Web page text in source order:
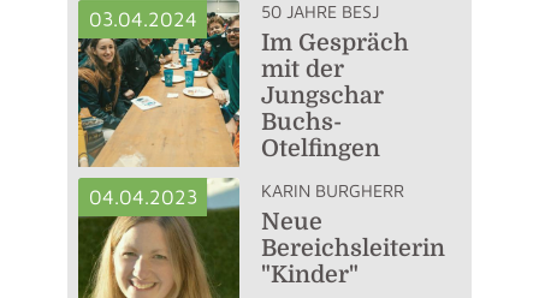
03.04.2024 50 JAHRE BESJ
Im Gespräch
mit der
Jungschar
Buchs-
Otelfingen
04.04.2023 KARIN BURGHERR
Neue
Bereichsleiterin
"Kinder"